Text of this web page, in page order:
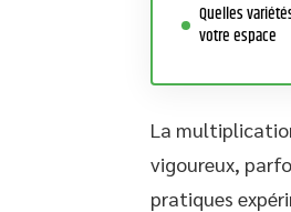
Quelles
votre espace
La
vigoureux,
pratiques